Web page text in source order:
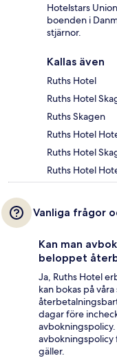
Hotelstars
boenden i
stjärnor.
Kallas även
Ruths Hotel
Ruths Hotel
Ruths Skagen
Ruths Hotel
Ruths Hotel
Ruths Hotel
Vanliga frågor
Kan man
beloppet
Ja, Ruths Hotel
kan bokas på
dagar före
avbokningspolicy
gäller.